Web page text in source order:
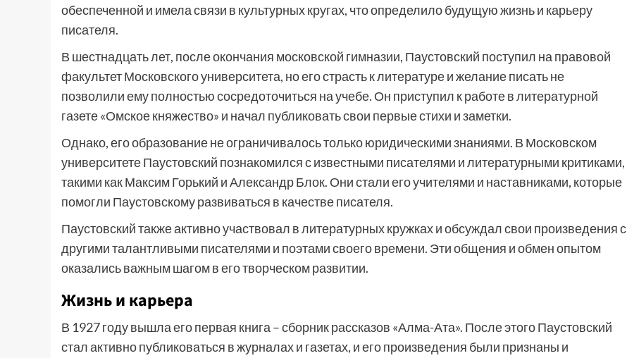
обеспеченной и имела связи в культурных кругах, что определило будущую жизнь и карьеру
писателя.
В шестнадцать лет, после окончания московской гимназии, Паустовский поступил на правовой
факультет Московского университета, но его страсть к литературе и желание писать не
позволили ему полностью сосредоточиться на учебе. Он приступил к работе в литературной
газете «Омское княжество» и начал публиковать свои первые стихи и заметки.
Однако, его образование не ограничивалось только юридическими знаниями. В Московском
университете Паустовский познакомился с известными писателями и литературными критиками,
такими как Максим Горький и Александр Блок. Они стали его учителями и наставниками, которые
помогли Паустовскому развиваться в качестве писателя.
Паустовский также активно участвовал в литературных кружках и обсуждал свои произведения с
другими талантливыми писателями и поэтами своего времени. Эти общения и обмен опытом
оказались важным шагом в его творческом развитии.
Жизнь и карьера
В 1927 году вышла его первая книга – сборник рассказов «Алма-Ата». После этого Паустовский
стал активно публиковаться в журналах и газетах, и его произведения были признаны и